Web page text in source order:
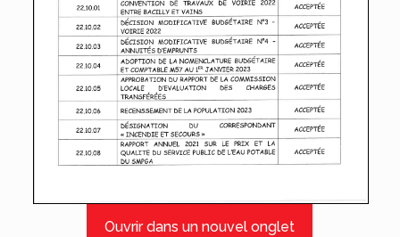
Ouvrir dans un nouvel onglet